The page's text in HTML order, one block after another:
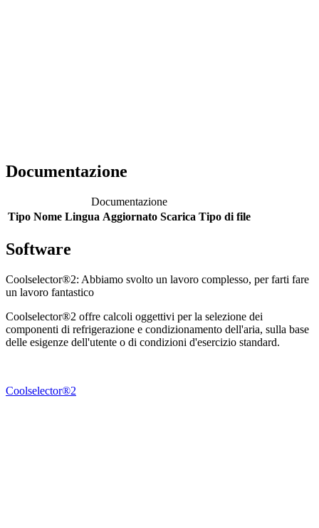
Documentazione
Documentazione
Tipo Nome Lingua Aggiornato Scarica Tipo di file
Software
Coolselector®2: Abbiamo svolto un lavoro complesso, per farti fare
un lavoro fantastico
Coolselector®2 offre calcoli oggettivi per la selezione dei
componenti di refrigerazione e condizionamento dell'aria, sulla base
delle esigenze dell'utente o di condizioni d'esercizio standard.
Coolselector®2